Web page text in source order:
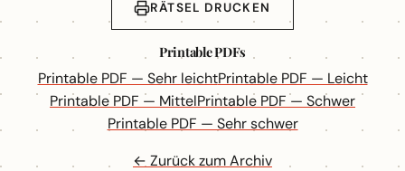
RÄTSEL DRUCKEN
Printable PDFs
Printable PDF — Sehr leichtPrintable PDF — Leicht
Printable PDF — MittelPrintable PDF — Schwer
Printable PDF — Sehr schwer
← Zurück zum Archiv